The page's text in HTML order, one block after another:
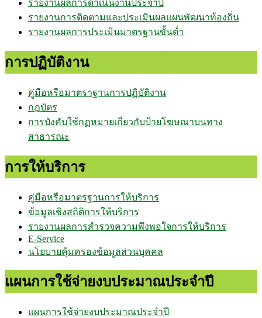
รายงานผลการดำเนินงานประจำปี
รายงานการติดตามและประเมินผลแผนพัฒนาท้องถิ่น
รายงานผลการประเมินมาตรฐานขั้นต่ำ
การปฏิบัติงาน
คู่มือหรือมาตราฐานการปฏิบัติงาน
กฎบัตร
การบังคับใช้กฏหมายเกี่ยวกับป้ายโฆษณาบนทาง
สาธารณะ
การให้บริการ
คู่มือหรือมาตรฐานการให้บริการ
ข้อมูลเชิงสถิติการให้บริการ
รายงานผลการสำรวจความพึงพอใจการให้บริการ
E-Service
นโยบายคุ้มครองข้อมูลส่วนบุคคล
แผนการใช้จ่ายงบประมาณประจำปี
แผนการใช้จ่ายงบประมาณประจำปี